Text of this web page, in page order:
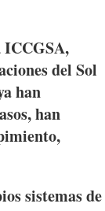
ICCGSA,
del Sol
han
,han
sistemasde